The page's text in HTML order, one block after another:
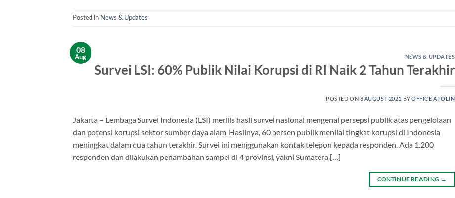
Posted in News & Updates
08
Aug NEWS & UPDATES
Survei LSI: 60% Publik Nilai Korupsi di RI Naik 2 Tahun Terakhir
POSTED ON 8 AUGUST 2021 BYOFFICE APOLIN
Jakarta – Lembaga Survei Indonesia (LSI) merilis hasil survei nasional mengenai persepsi publik atas pengelolaan
dan potensi korupsi sektor sumber daya alam. Hasilnya, 60 persen publik menilai tingkat korupsi di Indonesia
meningkat dalam dua tahun terakhir. Survei ini menggunakan kontak telepon kepada responden. Ada 1.200
responden dan dilakukan penambahan sampel di 4 provinsi, yakni Sumatera […]
CONTINUE READING →